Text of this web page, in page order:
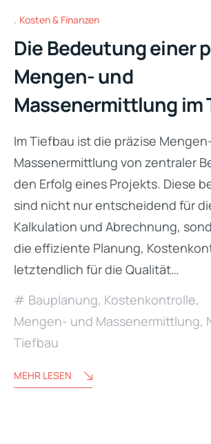
Kosten & Finanzen
Die Bedeutung einer
Mengen- und
Massenermittlung im
Im Tiefbau ist die präzise
Massenermittlung von zentraler
den Erfolg eines Projekts. Diese
sind nicht nur entscheidend für
Kalkulation und Abrechnung,
die effiziente Planung,
letztendlich für die Qualität…
Bauplanung, Kostenkontrolle,
Mengen- und Massenermittlung,
Tiefbau
MEHR LESEN